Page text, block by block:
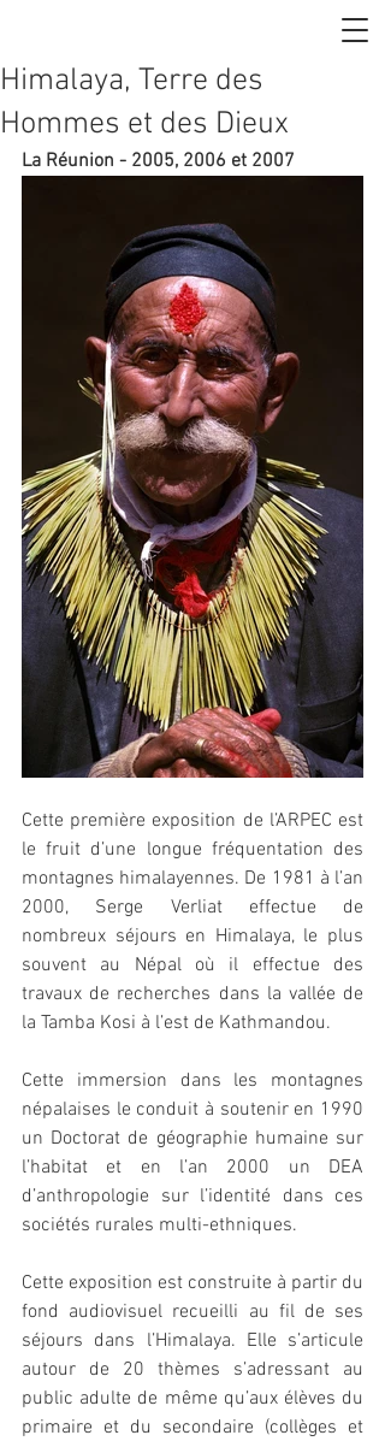
Himalaya, Terre des
Hommes et des Dieux
La Réunion - 2005, 2006 et 2007
Cette première exposition de l’ARPEC est
le fruit d’une longue fréquentation des
montagnes himalayennes. De 1981 à l’an
2000, Serge Verliat effectue de
nombreux séjours en Himalaya, le plus
souvent au Népal où il effectue des
travaux de recherches dans la vallée de
la Tamba Kosi à l’est de Kathmandou.
Cette immersion dans les montagnes
népalaises le conduit à soutenir en 1990
un Doctorat de géographie humaine sur
l’habitat et en l’an 2000 un DEA
d’anthropologie sur l’identité dans ces
sociétés rurales multi-ethniques.
Cette exposition est construite à partir du
fond audiovisuel recueilli au fil de ses
séjours dans l’Himalaya. Elle s’articule
autour de 20 thèmes s’adressant au
public adulte de même qu’aux élèves du
primaire et du secondaire (collèges et